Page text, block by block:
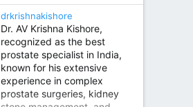
drkrishnakishore
Dr. AV Krishna Kishore,
recognized as the best
prostate specialist in India,
known for his extensive
experience in complex
prostate surgeries, kidney